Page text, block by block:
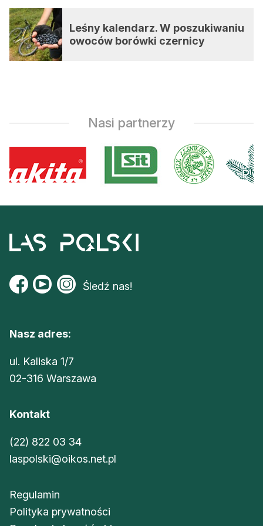
Leśny kalendarz. W poszukiwaniu
owoców borówki czernicy
Nasi partnerzy
Śledź nas!
Nasz adres:
ul. Kaliska 1/7
02-316 Warszawa
Kontakt
(22) 822 03 34
laspolski@oikos.net.pl
Regulamin
Polityka prywatności